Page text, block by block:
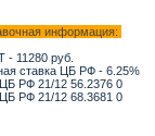
информация:
11280 руб.
ставка ЦБ РФ - 6.25%
РФ 21/12 56.2376 0
РФ 21/12 68.3681 0